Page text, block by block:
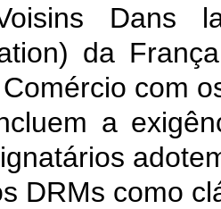
Dans
da
com
a
DRMs como